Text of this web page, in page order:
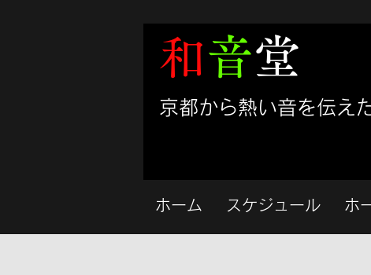
和音堂
京都から熱い音を伝え
ホーム スケジュール ホ